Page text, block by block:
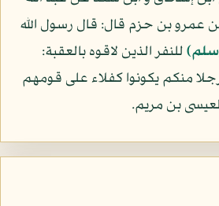
عمرو بن حزم قال: قال رسول الله
للنفر الذين لاقوه بالعقبة:
منكم يكونوا كفلاء على قومهم
بن مريم.